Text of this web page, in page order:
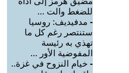
للضغط والت ...
- مدفيديف: روسيا
ستنتصر رغم كل ما
تهذي به رئيسة
المفوضية الأور ...
- خيام النزوح في غزة..